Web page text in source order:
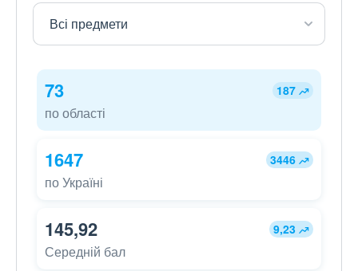
73 187
по області
1647 3446
по Україні
145,92 9,23
Середній бал